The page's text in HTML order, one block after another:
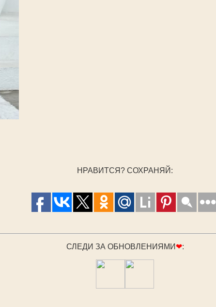
НРАВИТСЯ? СОХРАНЯЙ:
СЛЕДИ ЗА ОБНОВЛЕНИЯМИ ❤: